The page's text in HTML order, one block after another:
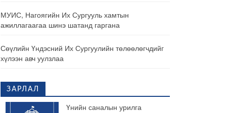
МУИС, Нагоягийн Их Сургууль хамтын
ажиллагаагаа шинэ шатанд гаргана
Сөүлийн Үндэсний Их Сургуулийн төлөөлөгчдийг
хүлээн авч уулзлаа
ЗАРЛАЛ
Үнийн саналын урилга